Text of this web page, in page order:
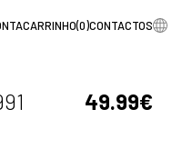
CARRINHO(0)CONTACTOS
49.99€